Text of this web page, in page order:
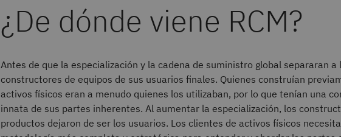
¿De dónde viene RCM?
Antes de que la especialización y la cadena de suministro global separaran a
constructores de equipos de sus usuarios finales. Quienes construían
activos físicos eran a menudo quienes los utilizaban, por lo que tenían una
innata de sus partes inherentes. Al aumentar la especialización, los
productos dejaron de ser los usuarios. Los clientes de activos físicos